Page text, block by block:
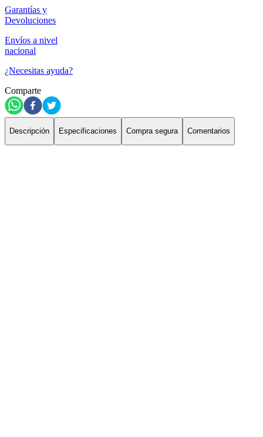
Garantías y
Devoluciones
Envíos a nivel
nacional
¿Necesitas ayuda?
Comparte
Descripción Especificaciones Compra segura Comentarios